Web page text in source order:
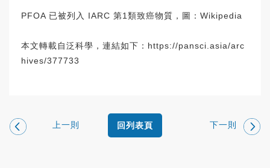
PFOA 已被列入 IARC 第1類致癌物質，圖：Wikipedia
本文轉載自泛科學，連結如下： https://pansci.asia/arc
hives/377733
上一則 下一則
回列表頁